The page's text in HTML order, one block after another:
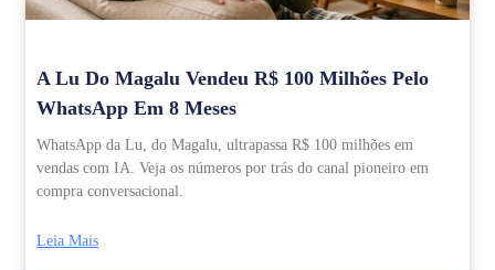
A Lu Do Magalu Vendeu R$ 100 Milhões Pelo
WhatsApp Em 8 Meses
WhatsApp da Lu, do Magalu, ultrapassa R$ 100 milhões em
vendas com IA. Veja os números por trás do canal pioneiro em
compra conversacional.
Leia Mais